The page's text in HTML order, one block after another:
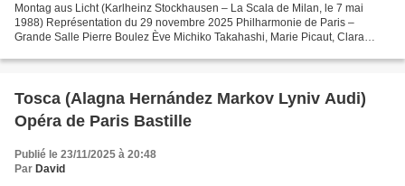
Montag aus Licht (Karlheinz Stockhausen – La Scala de Milan, le 7 mai
1988) Représentation du 29 novembre 2025 Philharmonie de Paris –
Grande Salle Pierre Boulez Ève Michiko Takahashi, Marie Picaut, Clara
Tosca (Alagna Hernández Markov Lyniv Audi)
Opéra de Paris Bastille
Publié le 23/11/2025 à 20:48
Par David